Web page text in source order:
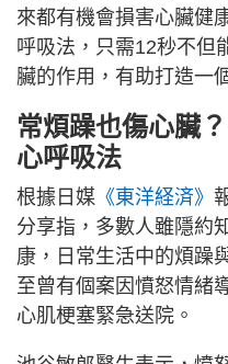
來都有機會損害心臟健
呼吸法，只需12秒不但
臟的作用，有助打造一
常煩躁也傷心臟
心呼吸法
根據日媒 《東洋経済》
分享指，多數人雖隱約
康，日常生活中的煩躁
至曾有個案因憤怒情緒
心肌梗塞緊急送院。